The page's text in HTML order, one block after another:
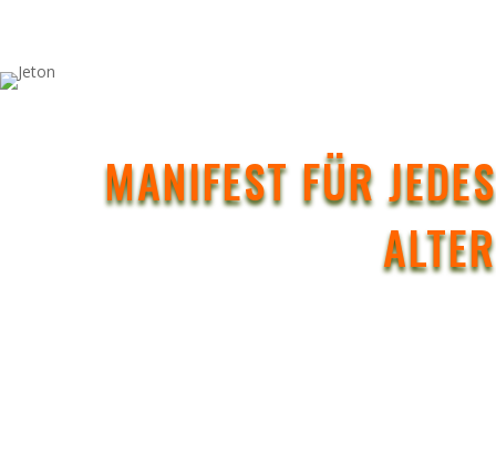
MANIFEST FÜR JEDES
ALTER